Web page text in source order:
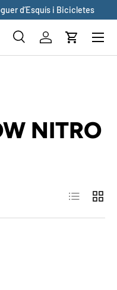
d’Esquís i Bicicletes
BuscarInicia sessió
Cistella
NITRO
Llista